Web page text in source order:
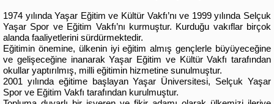
1974 yılında Yaşar Eğitim ve Kültür Vakfı’nı ve 1999 yılında Selçuk
Yaşar Spor ve Eğitim Vakfı’nı kurmuştur. Kurduğu vakıflar birçok
alanda faaliyetlerini sürdürmektedir.
Eğitimin önemine, ülkenin iyi eğitim almış gençlerle büyüyeceğine
ve gelişeceğine inanarak Yaşar Eğitim ve Kültür Vakfı tarafından
okullar yaptırılmış, milli eğitimin hizmetine sunulmuştur.
2001 yılında eğitime başlayan Yaşar Üniversitesi, Selçuk Yaşar
Spor ve Eğitim Vakfı tarafından kurulmuştur.